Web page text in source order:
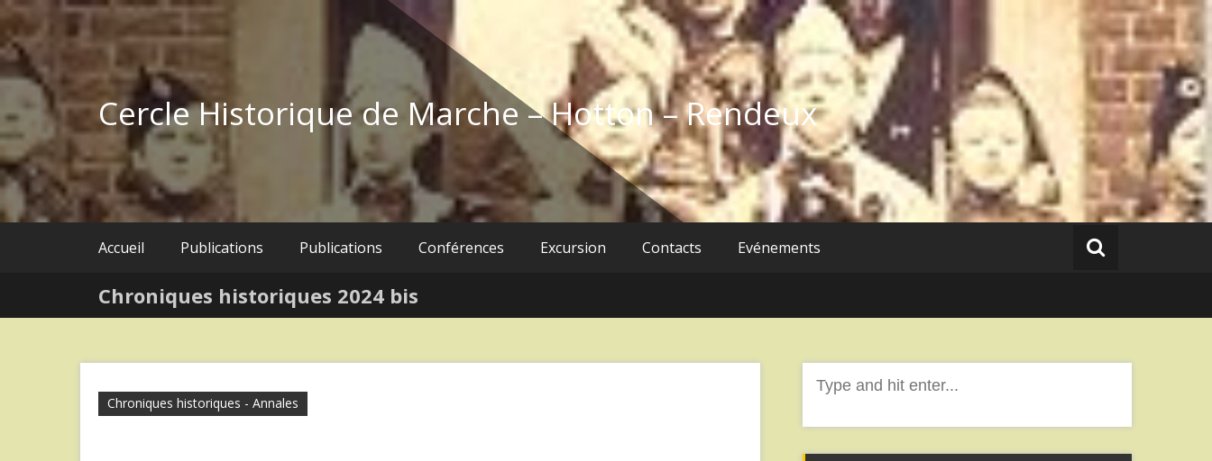
Skip
content
Cercle Historique de Marche – Hotton – Rendeux
Accueil Publications Publications Conférences Excursion Contacts Evénements
Chroniques historiques 2024 bis
Chroniques historiques - Annales
for: